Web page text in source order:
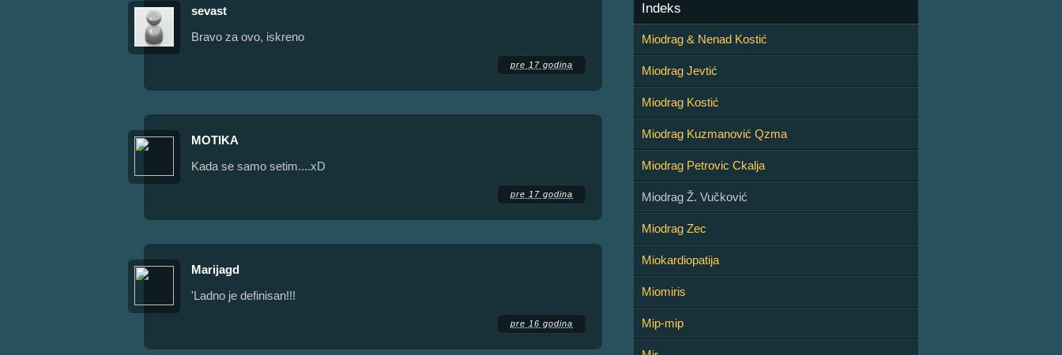
sevast
Bravo za ovo, iskreno
pre 17 godina
MOTIKA
Kada se samo setim....xD
pre 17 godina
Marijagd
'Ladno je definisan!!!
pre 16 godina
Indeks
Miodrag & Nenad Kostić
Miodrag Jevtić
Miodrag Kostić
Miodrag Kuzmanović Qzma
Miodrag Petrovic Ckalja
Miodrag Ž. Vučković
Miodrag Zec
Miokardiopatija
Miomiris
Mip-mip